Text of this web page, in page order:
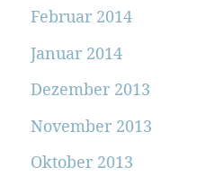
Februar 2014
Januar 2014
Dezember 2013
November 2013
Oktober 2013